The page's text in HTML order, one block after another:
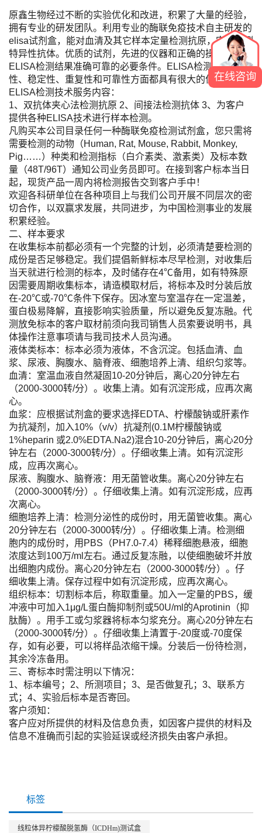
原鑫生物经过不断的实验优化和改进，积累了大量的经验，
拥有专业的研发团队。利用专业的酶联免疫技术自主研发的
elisa试剂盒，能对血清及其它样本定量检测抗原，定性检测
特异性抗体。优质的试剂，先进的仪器和正确的操作是保证
ELISA检测结果准确可靠的必要条件。ELISA检测的方便
性、稳定性、重复性和可靠性方面都具有很大的优势。
ELISA检测技术服务内容：
1、双抗体夹心法检测抗原 2、间接法检测抗体 3、为客户
提供各种ELISA技术进行样本检测。
凡购买本公司目录任何一种酶联免疫检测试剂盒，您只需将
需要检测的动物（Human, Rat, Mouse, Rabbit, Monkey,
Pig……）种类和检测指标（白介素类、激素类）及标本数
量（48T/96T）通知公司业务员即可。在接到客户标本当日
起，现货产品一周内将检测报告交到客户手中！
欢迎各科研单位在各种项目上与我们公司开展不同层次的密
切合作，以双赢求发展，共同进步，为中国检测事业的发展
积累经验。
二、样本要求
在收集标本前都必须有一个完整的计划，必须清楚要检测的
成份是否足够稳定。我们提倡新鲜标本尽早检测，对收集后
当天就进行检测的标本，及时储存在4℃备用，如有特殊原
因需要周期收集标本，请造模取材后，将标本及时分装后放
在-20℃或-70℃条件下保存。因冰室与室温存在一定温差，
蛋白极易降解，直接影响实验质量，所以避免反复冻融。代
测放免标本的客户取材前须向我司销售人员索要说明书，具
体操作注意事项请与我司技术人员沟通。
液体类标本：标本必须为液体，不含沉淀。包括血清、血
浆、尿液、胸腹水、脑脊液、细胞培养上清、组织匀浆等。
血清：室温血液自然凝固10-20分钟后，离心20分钟左右
（2000-3000转/分）。收集上清。如有沉淀形成，应再次离
心。
血浆：应根据试剂盒的要求选择EDTA、柠檬酸钠或肝素作
为抗凝剂，加入10%（v/v）抗凝剂(0.1M柠檬酸钠或
1%heparin 或2.0%EDTA.Na2)混合10-20分钟后，离心20分
钟左右（2000-3000转/分）。仔细收集上清。如有沉淀形
成，应再次离心。
尿液、胸腹水、脑脊液：用无菌管收集。离心20分钟左右
（2000-3000转/分）。仔细收集上清。如有沉淀形成，应再
次离心。
细胞培养上清：检测分泌性的成份时，用无菌管收集。离心
20分钟左右（2000-3000转/分）。仔细收集上清。检测细
胞内的成份时，用PBS（PH7.0-7.4）稀释细胞悬液，细胞
浓度达到100万/ml左右。通过反复冻融，以使细胞破坏并放
出细胞内成份。离心20分钟左右（2000-3000转/分）。仔
细收集上清。保存过程中如有沉淀形成，应再次离心。
组织标本：切割标本后，称取重量。加入一定量的PBS，缓
冲液中可加入1μg/L蛋白酶抑制剂或50U/ml的Aprotinin（抑
肽酶）。用手工或匀浆器将标本匀浆充分。离心20分钟左右
（2000-3000转/分）。仔细收集上清置于-20度或-70度保
存，如有必要，可以将样品浓缩干燥。分装后一份待检测，
其余冷冻备用。
三、寄标本时需注明以下情况：
1、标本编号；2、所测项目；3、是否做复孔；3、联系方
式；4、实验后标本是否寄回。
客户须知：
客户应对所提供的材料及信息负责，如因客户提供的材料及
信息不准确而引起的实验延误或经济损失由客户承担。
标签
线粒体异柠檬酸脱氢酶（ICDHm)测试盒
在线咨询